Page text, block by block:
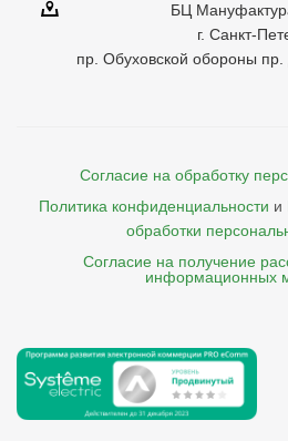
БЦ
г. Санкт-
пр. Обуховской обороны
Согласие на обработку
Политика конфиденциальности и
обработки
Согласие на получение